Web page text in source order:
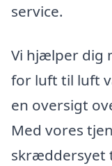
service.
Vi hjælper dig
for luft til luft
en oversigt
Med vores
skræddersyet